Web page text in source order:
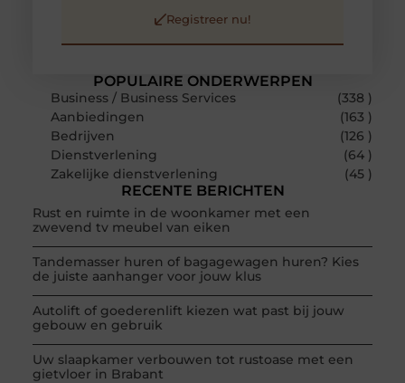
POPULAIRE ONDERWERPEN
Business / Business Services
(338 )
Aanbiedingen
(163 )
Bedrijven
(126 )
Dienstverlening
(64 )
Zakelijke dienstverlening
(45 )
RECENTE BERICHTEN
Rust en ruimte in de woonkamer met een
zwevend tv meubel van eiken
Tandemasser huren of bagagewagen huren? Kies
de juiste aanhanger voor jouw klus
Autolift of goederenlift kiezen wat past bij jouw
gebouw en gebruik
Uw slaapkamer verbouwen tot rustoase met een
gietvloer in Brabant
Registreer nu!